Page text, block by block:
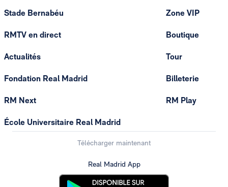
Stade Bernabéu
RMTV en direct
Actualités
Fondation Real Madrid
RM Next
École Universitaire Real Madrid
Zone VIP
Boutique
Tour
Billeterie
RM Play
Télécharger maintenant
Real Madrid App